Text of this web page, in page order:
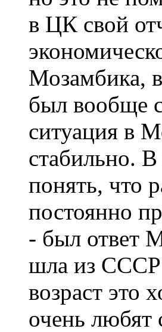
в ЦК свой
Мозамбика,
был вообще
ситуация в
стабильно.
понять, что
постоянно
- был ответ
шла из
возраст это
очень любят